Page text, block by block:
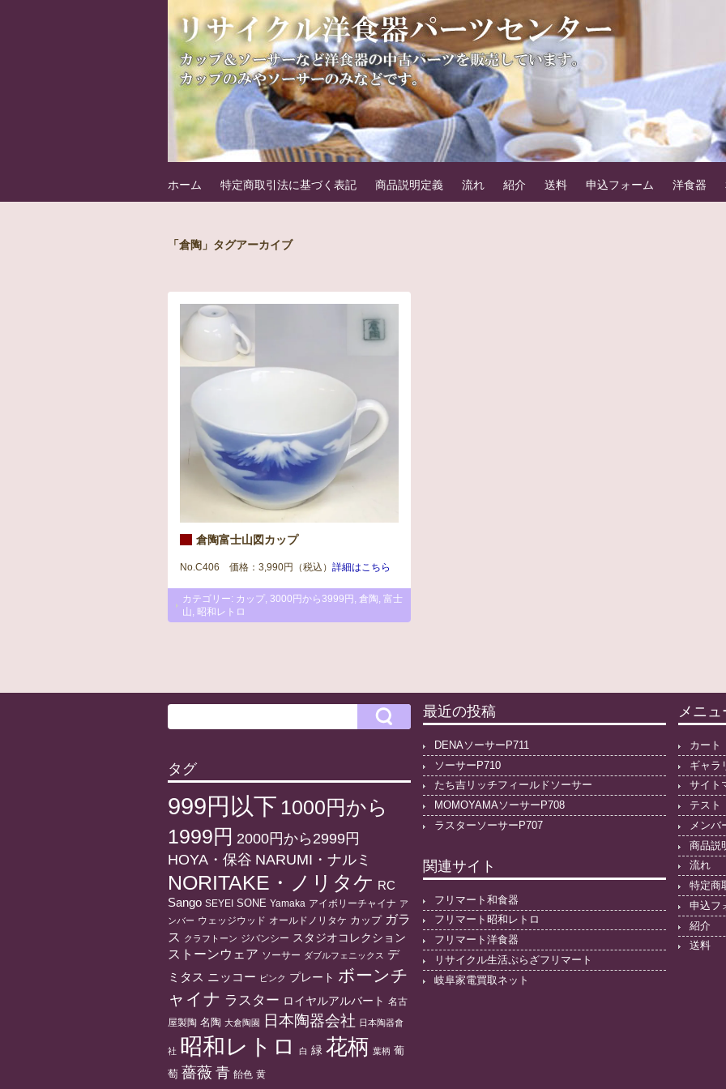
フリマート洋食器パーツセンター
洋食器の中古パーツを販売しています。例えばカップ＆ソーサーのカップのみやソーサーのみなどです。
ホーム 特定商取引法に基づく表記 商品説明定義 流れ 紹介 送料 申込フォーム 洋食器
「倉陶」タグアーカイブ
倉陶富士山図カップ
No.C406 価格：3,990円（税込） 詳細はこちら
カテゴリー: カップ 3000円から3999円 倉陶 富士
山
昭和レトロ
最近の投稿
DENAソーサーP711
ソーサーP710
たち吉リッチフィールドソーサー
MOMOYAMAソーサーP708
ラスターソーサーP707
メニュ
カート
ギャラ
サイト
テスト
メンバ
商品説
流れ
特定商
申込フ
紹介
送料
タグ
999円以下 1000円から
1999円 2000円から2999円
HOYA・保谷 NARUMI・ナルミ
NORITAKE・ノリタケ RC
Sango SEYEI SONE Yamaka アイボリーチャイナ ア
ンバー ウェッジウッド オールドノリタケ カップ ガラ
ス クラフトーン ジバンシー スタジオコレクション
ストーンウェア ソーサー ダブルフェニックス デ
ミタス ニッコー ピンク プレート ボーンチ
ャイナ ラスター ロイヤルアルバート 名古
屋製陶 名陶 大倉陶園 日本陶器会社 日本陶器會
社 昭和レトロ 白 緑 花柄 葉柄 葡
萄 薔薇 青 飴色 黄
関連サイト
フリマート和食器
フリマート昭和レトロ
フリマート洋食器
リサイクル生活ぷらざフリマート
岐阜家電買取ネット